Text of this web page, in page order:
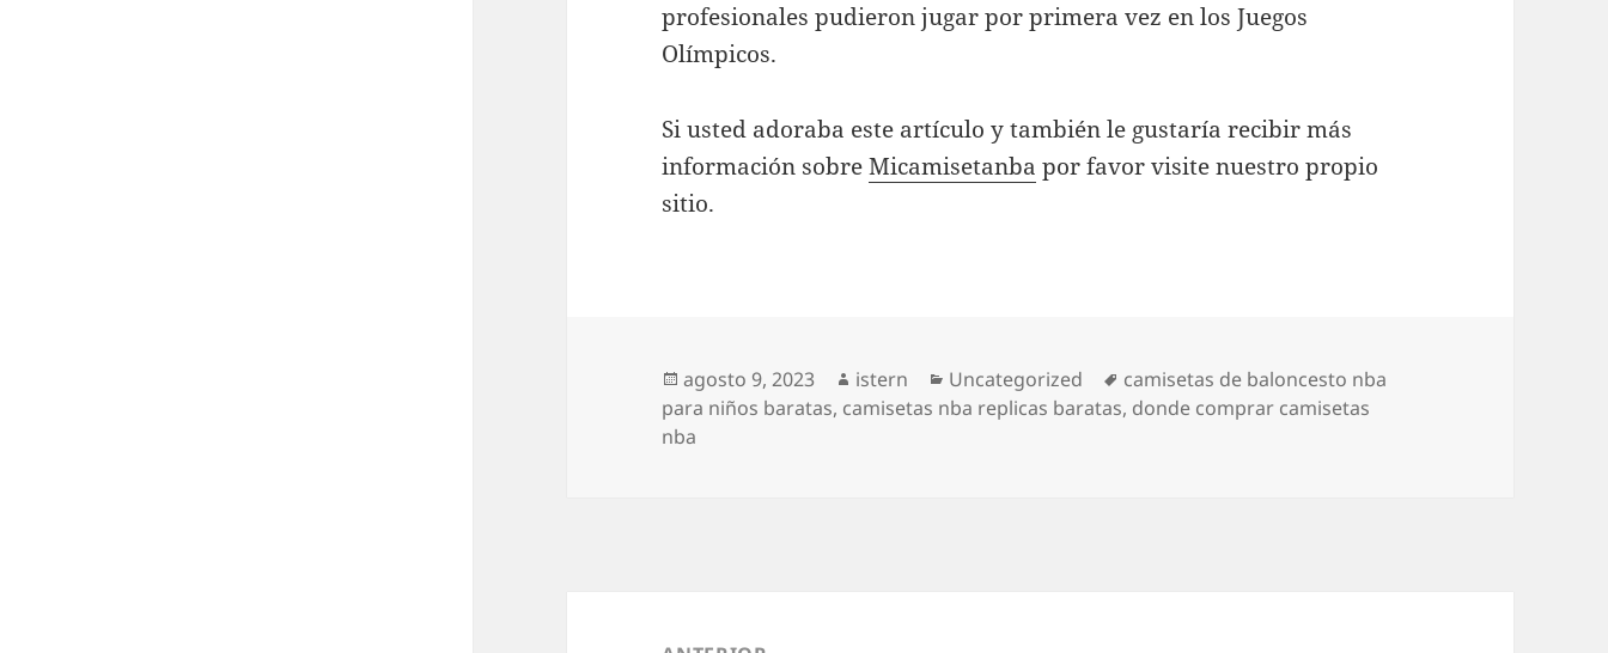
profesionales pudieron jugar por primera vez en los Juegos
Olímpicos.
Si usted adoraba este artículo y también le gustaría recibir más
información sobreMicamisetanba por favor visite nuestro propio
sitio.
Publicado
el
agosto 9, 2023 Autor
istern Categorías
Uncategorized Etiquetas
camisetas de baloncesto nba
para niños baratas, camisetas nba replicas baratas, donde comprar camisetas
nba